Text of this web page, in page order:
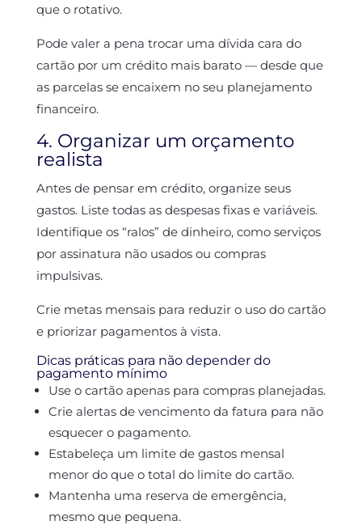
que o rotativo.
Pode valer a pena trocar uma dívida cara do
cartão por um crédito mais barato — desde que
as parcelas se encaixem no seu planejamento
financeiro.
4. Organizar um orçamento
realista
Antes de pensar em crédito, organize seus
gastos. Liste todas as despesas fixas e variáveis.
Identifique os “ralos” de dinheiro, como serviços
por assinatura não usados ou compras
impulsivas.
Crie metas mensais para reduzir o uso do cartão
e priorizar pagamentos à vista.
Dicas práticas para não depender do
pagamento mínimo
Use o cartão apenas para compras planejadas.
Crie alertas de vencimento da fatura para não
esquecer o pagamento.
Estabeleça um limite de gastos mensal
menor do que o total do limite do cartão.
Mantenha uma reserva de emergência,
mesmo que pequena.